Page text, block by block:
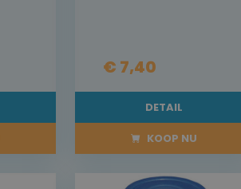
€ 7,40
DETAIL
KOOP NU